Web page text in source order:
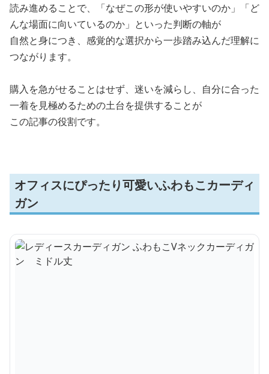
読み進めることで、「なぜこの形が使いやすいのか」「ど
んな場面に向いているのか」といった判断の軸が
自然と身につき、感覚的な選択から一歩踏み込んだ理解に
つながります。
購入を急がせることはせず、迷いを減らし、自分に合った
一着を見極めるための土台を提供することが
この記事の役割です。
オフィスにぴったり可愛いふわもこカーディ
ガン